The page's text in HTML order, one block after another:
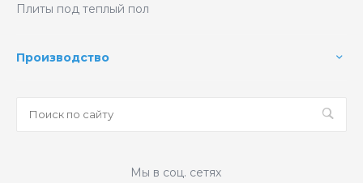
Плиты под теплый пол
Производство
Мы в соц. сетях